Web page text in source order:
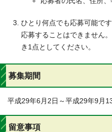
ひとり何点でも応募可能で
応募することはできません
き1点としてください。
募集期間
平成29年6月2日～平成29年9月
留意事項